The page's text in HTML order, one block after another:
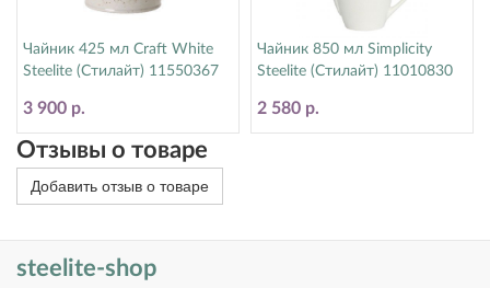
Чайник 425 мл Craft White
Steelite (Стилайт) 11550367
3 900 р.
Чайник 850 мл Simplicity
Steelite (Стилайт) 11010830
2 580 р.
Отзывы о товаре
Добавить отзыв о товаре
steelite-shop